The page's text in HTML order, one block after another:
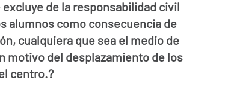
de la responsabilidad civil
alumnos como consecuencia de
cualquiera que sea el medio de
motivo del desplazamiento de los
centro.?